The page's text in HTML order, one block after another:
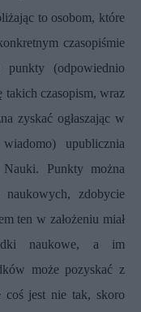
to osobom, które
czasopiśmie
punkty (odpowiednio
takich czasopism, wraz
zyskać ogłaszając w
upublicznia
Punkty można
zdobycie
ten w założeniu miał
naukowe, a im
może pozyskać z
coś jest nie tak, skoro